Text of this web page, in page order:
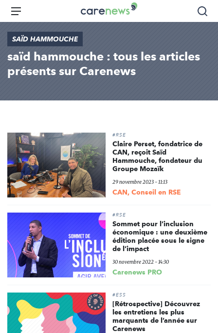
Aller
principal
Carenews,
Le
média
acteurs
de
l'engagement
Menu
SAÏD HAMMOUCHE
saïd hammouche : tous les articles
présents sur Carenews
#RSE
Claire Perset, fondatrice de
CAN, reçoit Saïd
Hammouche, fondateur du
Groupe Mozaïk
29 novembre 2023 - 11:13
CAN, Conseil en RSE
#RSE
Sommet pour l’inclusion
économique : une deuxième
édition placée sous le signe
de l’impact
30 novembre 2022 - 14:30
Carenews PRO
#ESS
[Rétrospective] Découvrez
les entretiens les plus
marquants de l’année sur
Carenews